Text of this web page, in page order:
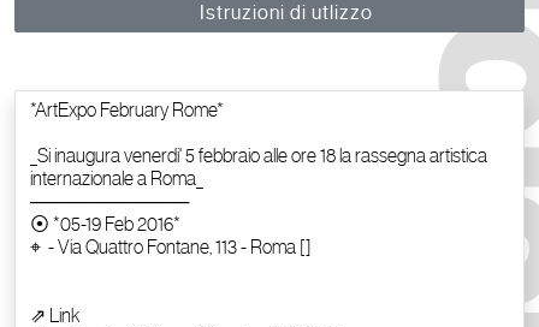
Istruzioni di utlizzo